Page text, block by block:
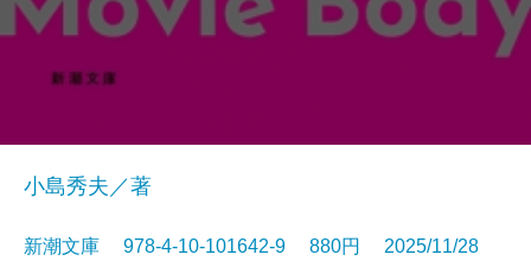
小島秀夫／著
新潮文庫 978-4-10-101642-9 880円 2025/11/28